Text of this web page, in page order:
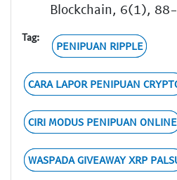
Blockchain, 6(1),
Tag:
PENIPUAN RIPPLE
CARA LAPOR PENIPUAN
CIRI MODUS PENIPUAN ONLINE
WASPADA GIVEAWAY XRP